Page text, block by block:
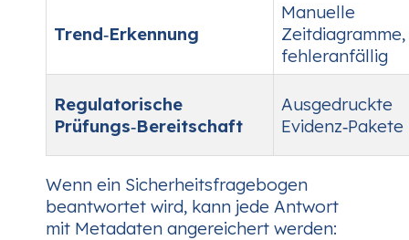
Trend‑Erkennung
Manuelle
Zeitdiagramme,
fehleranfällig
Regulatorische
Prüfungs‑Bereitschaft
Ausgedruckte
Evidenz‑Pakete
Wenn ein Sicherheitsfragebogen
beantwortet wird, kann jede Antwort
mit Metadaten angereichert werden: